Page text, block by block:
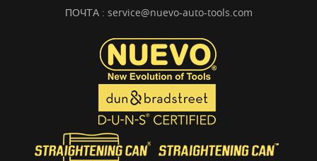
ПОЧТА : service@nuevo-auto-tools.com